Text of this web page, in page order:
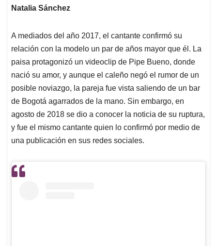
Natalia Sánchez
A mediados del año 2017, el cantante confirmó su
relación con la modelo un par de años mayor que él. La
paisa protagonizó un videoclip de Pipe Bueno, donde
nació su amor, y aunque el caleño negó el rumor de un
posible noviazgo, la pareja fue vista saliendo de un bar
de Bogotá agarrados de la mano. Sin embargo, en
agosto de 2018 se dio a conocer la noticia de su ruptura,
y fue el mismo cantante quien lo confirmó por medio de
una publicación en sus redes sociales.